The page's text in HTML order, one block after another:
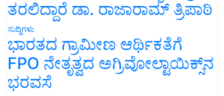
ತರಲಿದ್ದಾರೆ ಡಾ. ರಾಜಾರಾಮ್ ತ್ರಿಪಾಠಿ
ಸುದ್ದಿಗಳು
ಭಾರತದ ಗ್ರಾಮೀಣ ಆರ್ಥಿಕತೆಗೆ
FPO ನೇತೃತ್ವದ ಅಗ್ರಿವೋಲ್ಟಾಯಿಕ್ಸ್‌ನ
ಭರವಸೆ